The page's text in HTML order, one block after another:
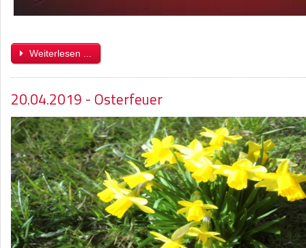
Weiterlesen ...
20.04.2019 - Osterfeuer